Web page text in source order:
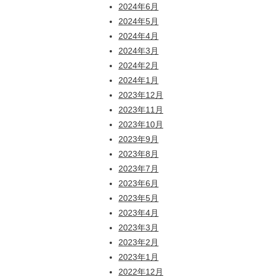
2024年6月
2024年5月
2024年4月
2024年3月
2024年2月
2024年1月
2023年12月
2023年11月
2023年10月
2023年9月
2023年8月
2023年7月
2023年6月
2023年5月
2023年4月
2023年3月
2023年2月
2023年1月
2022年12月